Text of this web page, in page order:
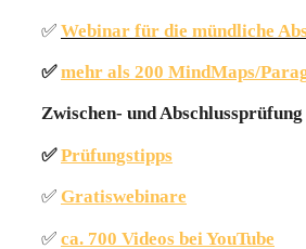
✅ Webinar für die mündliche
✅mehr als 200 MindMaps/
Zwischen- und Abschlussprüfung
✅Prüfungstipps
✅ Gratiswebinare
✅ ca. 700 Videos bei YouTube